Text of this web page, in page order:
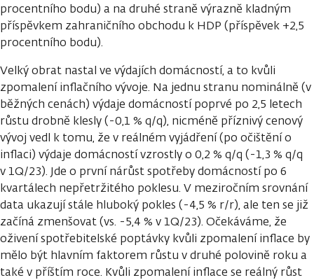
procentního bodu) a na druhé straně výrazně kladným
příspěvkem zahraničního obchodu k HDP (příspěvek +2,5
procentního bodu).
Velký obrat nastal ve výdajích domácností, a to kvůli
zpomalení inflačního vývoje. Na jednu stranu nominálně (v
běžných cenách) výdaje domácností poprvé po 2,5 letech
růstu drobně klesly (-0,1 % q/q), nicméně příznivý cenový
vývoj vedl k tomu, že v reálném vyjádření (po očištění o
inflaci) výdaje domácností vzrostly o 0,2 % q/q (-1,3 % q/q
v 1Q/23). Jde o první nárůst spotřeby domácností po 6
kvartálech nepřetržitého poklesu. V meziročním srovnání
data ukazují stále hluboký pokles (-4,5 % r/r), ale ten se již
začíná zmenšovat (vs. -5,4 % v 1Q/23). Očekáváme, že
oživení spotřebitelské poptávky kvůli zpomalení inflace by
mělo být hlavním faktorem růstu v druhé polovině roku a
také v příštím roce. Kvůli zpomalení inflace se reálný růst